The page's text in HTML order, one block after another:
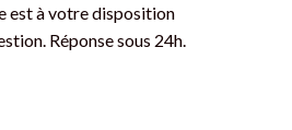
produit
est à votre disposition
Réponse sous 24h.